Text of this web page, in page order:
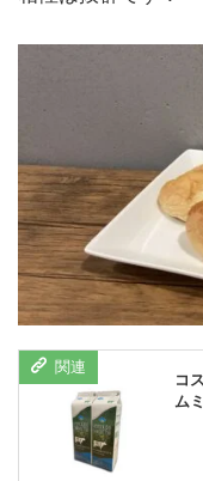
コ
ム